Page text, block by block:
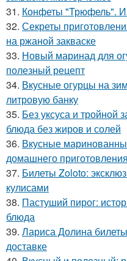
31. Конфеты "Трюфель".
32. Секреты
на ржаной закваске
33. Новый маринад для
полезный рецепт
34. Вкусные огурцы на
литровую банку
35. Без уксуса и тройной
блюда без жиров и солей
36. Вкусные
домашнего приготовления
37. Билеты Zoloto:
кулисами
38. Пастуший пирог:
блюда
39. Лариса Долина
доставке